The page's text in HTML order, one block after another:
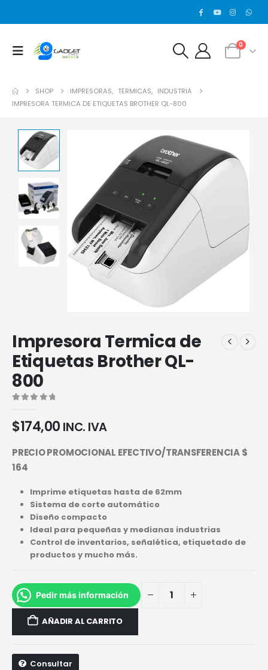
0
SHOP IMPRESORAS, TERMICAS, INDUSTRIA
IMPRESORA TERMICA DE ETIQUETAS BROTHER QL-800
Impresora Termica de
Etiquetas Brother QL-
800
$174,00 INC. IVA
PRECIO PROMOCIONAL EFECTIVO/TRANSFERENCIA $
164
Imprime etiquetas hasta de 62mm
Sistema de corte automático
Diseño compacto
Ideal para pequeñas y medianas industrias
Control de inventarios, señalética, etiquetado de
productos y mucho más.
Pedir más información
AÑADIR AL CARRITO
Consultar